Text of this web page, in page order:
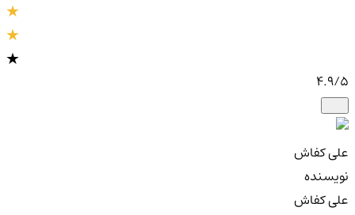
4.9/5
علی کفاش
نویسنده
علی کفاش